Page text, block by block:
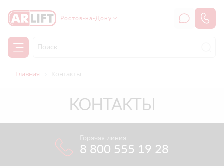
Ростов-на-Дону
Главная Контакты
КОНТАКТЫ
Горячая линия
8 800 555 19 28